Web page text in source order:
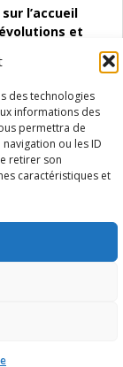
des technologies
informations des
permettra de
ou les ID
retirer son
caractéristiques et
l’accueil
et
(SAACE)
en